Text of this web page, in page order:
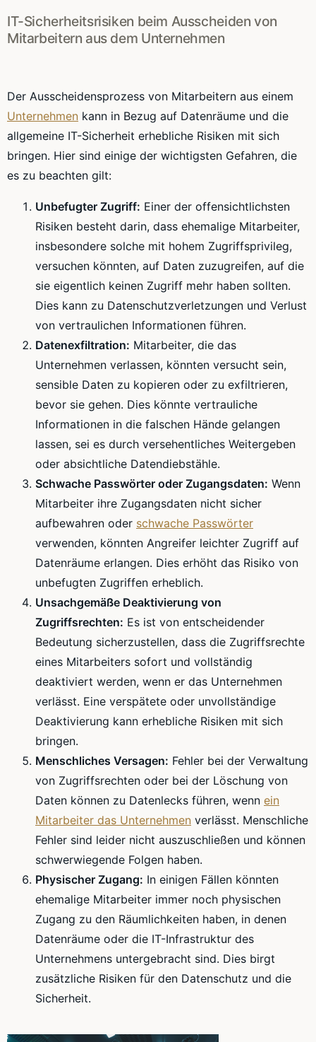
IT-Sicherheitsrisiken beim Ausscheiden von
Mitarbeitern aus dem Unternehmen
Der Ausscheidensprozess von Mitarbeitern aus einem
Unternehmen kann in Bezug auf Datenräume und die
allgemeine IT-Sicherheit erhebliche Risiken mit sich
bringen. Hier sind einige der wichtigsten Gefahren, die
es zu beachten gilt:
Unbefugter Zugriff: Einer der offensichtlichsten
Risiken besteht darin, dass ehemalige Mitarbeiter,
insbesondere solche mit hohem Zugriffsprivileg,
versuchen könnten, auf Daten zuzugreifen, auf die
sie eigentlich keinen Zugriff mehr haben sollten.
Dies kann zu Datenschutzverletzungen und Verlust
von vertraulichen Informationen führen.
Datenexfiltration: Mitarbeiter, die das
Unternehmen verlassen, könnten versucht sein,
sensible Daten zu kopieren oder zu exfiltrieren,
bevor sie gehen. Dies könnte vertrauliche
Informationen in die falschen Hände gelangen
lassen, sei es durch versehentliches Weitergeben
oder absichtliche Datendiebstähle.
Schwache Passwörter oder Zugangsdaten: Wenn
Mitarbeiter ihre Zugangsdaten nicht sicher
aufbewahren oder schwache Passwörter
verwenden, könnten Angreifer leichter Zugriff auf
Datenräume erlangen. Dies erhöht das Risiko von
unbefugten Zugriffen erheblich.
Unsachgemäße Deaktivierung von
Zugriffsrechten: Es ist von entscheidender
Bedeutung sicherzustellen, dass die Zugriffsrechte
eines Mitarbeiters sofort und vollständig
deaktiviert werden, wenn er das Unternehmen
verlässt. Eine verspätete oder unvollständige
Deaktivierung kann erhebliche Risiken mit sich
bringen.
Menschliches Versagen: Fehler bei der Verwaltung
von Zugriffsrechten oder bei der Löschung von
Daten können zu Datenlecks führen, wenn ein
Mitarbeiter das Unternehmen verlässt. Menschliche
Fehler sind leider nicht auszuschließen und können
schwerwiegende Folgen haben.
Physischer Zugang: In einigen Fällen könnten
ehemalige Mitarbeiter immer noch physischen
Zugang zu den Räumlichkeiten haben, in denen
Datenräume oder die IT-Infrastruktur des
Unternehmens untergebracht sind. Dies birgt
zusätzliche Risiken für den Datenschutz und die
Sicherheit.